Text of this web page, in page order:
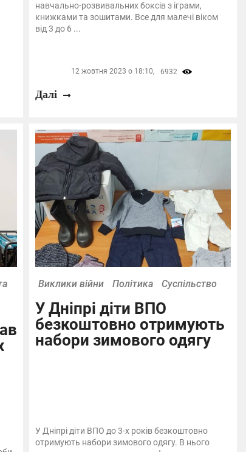
навчально-розвивальних боксів з іграми,
книжками та зошитами. Все для малечі віком
від 3 до 6 ...
12 жовтня 2023 о 18:10, 6932
Далі
Виклики війни Політика Суспільство
У Дніпрі діти ВПО
безкоштовно отримують
набори зимового одягу
У Дніпрі діти ВПО до 3-х років безкоштовно
отримують набори зимового одягу. В нього